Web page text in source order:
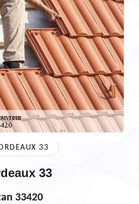
33
33
33420